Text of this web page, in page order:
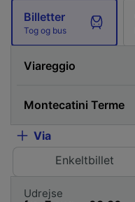
Billetter
Tog og bus
Via
Enkeltbillet
Udrejse